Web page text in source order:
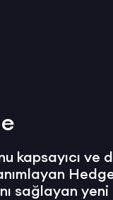
kapsayıcı
sağlayan